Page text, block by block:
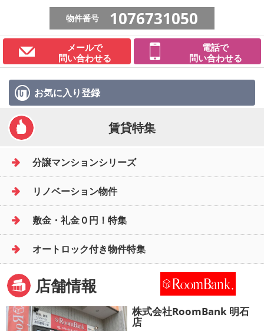
物件番号 1076731050
メールで
問い合わせる
電話で
問い合わせる
お気に入り登録
賃貸特集
分譲マンションシリーズ
リノベーション物件
敷金・礼金０円！特集
オートロック付き物件特集
店舗情報
株式会社RoomBank 明石
店